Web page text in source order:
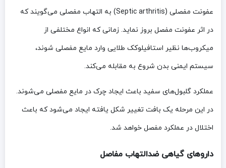
عفونت مفصلی (Septic arthritis) به التهاب مفصلی می‌گویند که
در اثر عفونت مفصل بروز نماید. زمانی که انواع مختلفی از
میکروب‌ها نظیر استافیلوکک طلایی وارد مایع مفصلی شوند،
سیستم ایمنی بدن شروع به مقابله می‌کند.
عملکرد گلبول‌های سفید باعث ایجاد چرک در مایع مفصلی می‌شوند.
در این مرحله یک بافت تغییر شکل یافته ایجاد می‌شود که باعث
اختلال در عملکرد مفصل خواهد شد.
داروهای گیاهی ضدالتهاب مفاصل